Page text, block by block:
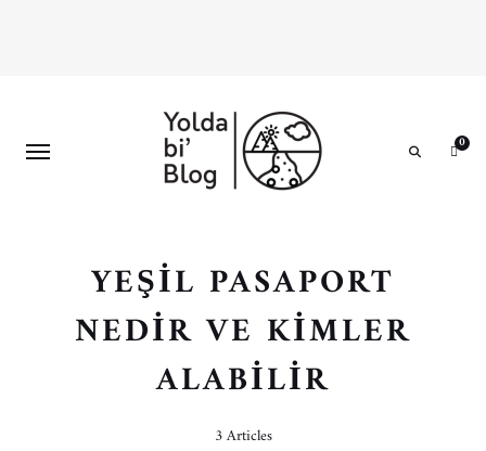
0
YEŞIL PASAPORT
NEDIR VE KIMLER
ALABILIR
3 Articles